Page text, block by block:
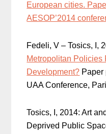
European cities.
AESOP’2014
Fedeli, V – Tosics, I,
Metropolitan Policies
Development? Paper
UAA Conference,
Tosics, I, 2014: Art
Deprived Public